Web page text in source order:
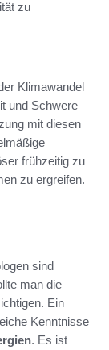
zu
Klimawandel
und Schwere
mit diesen
frühzeitig zu
zu ergreifen.
sind
man die
Ein
Kenntnisse
. Es ist